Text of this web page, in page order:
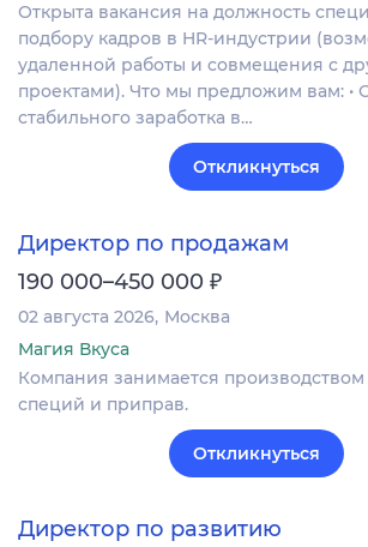
Открыта вакансия на должность
подбору кадров в HR-индустрии
удаленной работы и совмещения с
проектами). Что мы предложим вам: •
стабильного заработка в…
Откликнуться
Директор по продажам
190 000–450 000 ₽
02 августа 2026 Москва
Магия Вкуса
Компания занимается
специй и приправ.
Откликнуться
Директор по развитию